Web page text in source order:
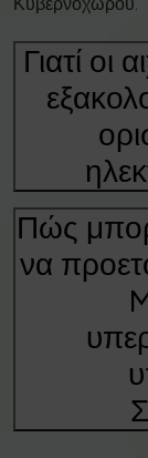
Κυβερνοχώρου.
Γιατί οι
Πώς
να